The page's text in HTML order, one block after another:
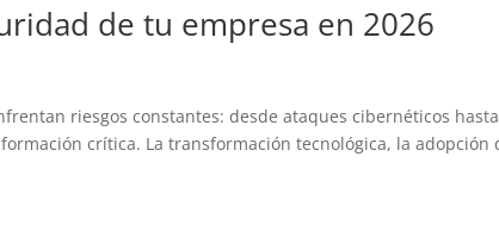
de tu empresa en 2026
riesgos constantes: desde ataques cibernéticos hasta
crítica. La transformación tecnológica, la adopción